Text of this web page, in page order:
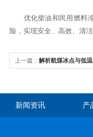
优化柴油和民用燃料冷
险，实现安全、高效、清
上一篇： 解析航煤冰点与低
新闻资讯 产